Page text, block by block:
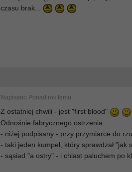
czasu brak...
Napisano Ponad rok temu
Z ostatniej chwili - jest "first blood"
Odnośnie fabrycznego ostrzenia:
- niżej podpisany - przy przymiarce do
- taki jeden kumpel, który sprawdzał "jak
- sąsiad "a ostry" - i chlast paluchem po